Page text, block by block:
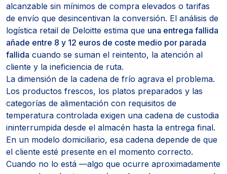
alcanzable sin mínimos de compra elevados o tarifas
de envío que desincentivan la conversión. El análisis de
logística retail de Deloitte estima que una entrega fallida
añade entre 8 y 12 euros de coste medio por parada
fallida cuando se suman el reintento, la atención al
cliente y la ineficiencia de ruta.
La dimensión de la cadena de frío agrava el problema.
Los productos frescos, los platos preparados y las
categorías de alimentación con requisitos de
temperatura controlada exigen una cadena de custodia
ininterrumpida desde el almacén hasta la entrega final.
En un modelo domiciliario, esa cadena depende de que
el cliente esté presente en el momento correcto.
Cuando no lo está —algo que ocurre aproximadamente